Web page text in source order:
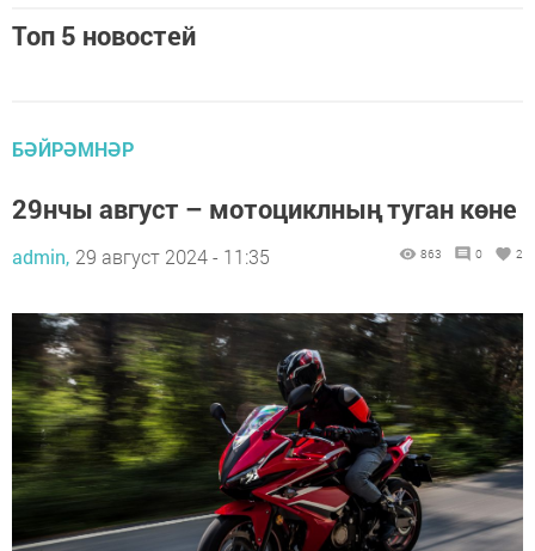
Топ 5 новостей
БӘЙРӘМНӘР
29нчы ав­густ – мо­то­цикл­ның ту­ган кө­не
admin, 29 август 2024 - 11:35 863 0 2